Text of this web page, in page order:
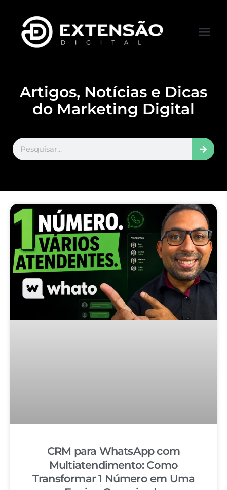
Artigos, Notícias e Dicas
do Marketing Digital
CRM para WhatsApp com
Multiatendimento: Como
Transformar 1 Número em Uma